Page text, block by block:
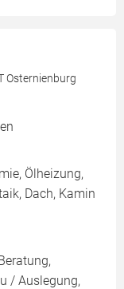
Osternienburg
Ölheizung,
Dach, Kamin
/ Auslegung,